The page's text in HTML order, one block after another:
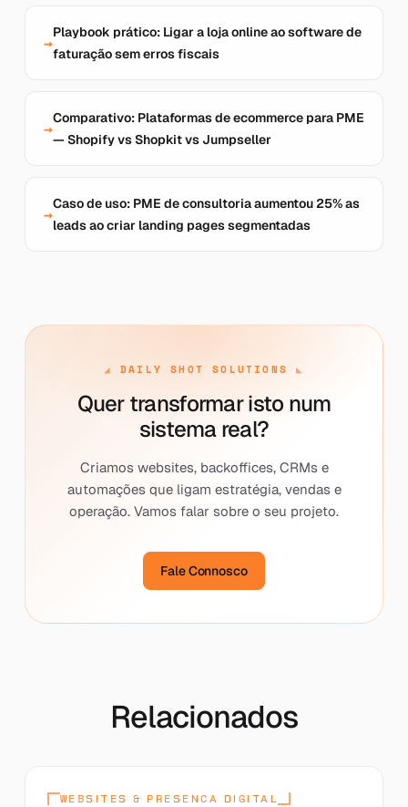
Playbook prático: Ligar a loja online ao software de
faturação sem erros fiscais
Comparativo: Plataformas de ecommerce para PME
— Shopify vs Shopkit vs Jumpseller
Caso de uso: PME de consultoria aumentou 25% as
leads ao criar landing pages segmentadas
DAILY SHOT SOLUTIONS
Quer transformar isto num
sistema real?
Criamos websites, backoffices, CRMs e
automações que ligam estratégia, vendas e
operação. Vamos falar sobre o seu projeto.
Fale Connosco
Relacionados
WEBSITES & PRESENCA DIGITAL